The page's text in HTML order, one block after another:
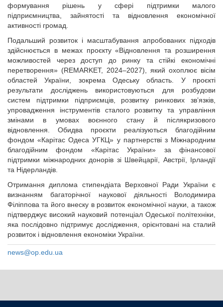
формування рішень у сфері підтримки малого
підприємництва, зайнятості та відновлення економічної
активності громад.
Подальший розвиток і масштабування апробованих підходів
здійснюється в межах проєкту «Відновлення та розширення
можливостей через доступ до ринку та стійкі економічні
перетворення» (REMARKET, 2024–2027), який охоплює вісім
областей України, зокрема Одеську область. У проєкті
результати досліджень використовуються для розбудови
систем підтримки підприємців, розвитку ринкових зв’язків,
упровадження інструментів сталого розвитку та управління
змінами в умовах воєнного стану й післякризового
відновлення. Обидва проєкти реалізуються благодійним
фондом «Карітас Одеса УГКЦ» у партнерстві з Міжнародним
благодійним фондом «Карітас України» за фінансової
підтримки міжнародних донорів зі Швейцарії, Австрії, Ірландії
та Нідерландів.
Отримання диплома стипендіата Верховної Ради України є
визнанням багаторічної наукової діяльності Володимира
Філіппова та його внеску в розвиток економічної науки, а також
підтверджує високий науковий потенціал Одеської політехніки,
яка послідовно підтримує дослідження, орієнтовані на сталий
розвиток і відновлення економіки України.
news@op.edu.ua